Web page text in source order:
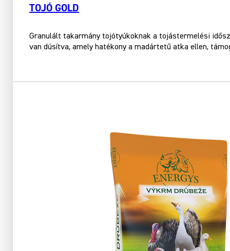
TOJÓ GOLD
Granulált takarmány tojótyúkoknak a tojástermelési
van dúsítva, amely hatékony a madártetű atka ellen,